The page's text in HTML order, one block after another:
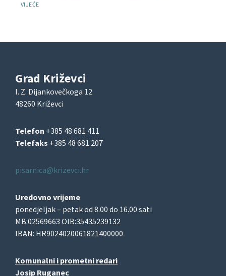
VIJEĆE
Grad Križevci
I. Z. Dijankovečkoga 12
48260 Križevci
Telefon +385 48 681 411
Telefaks +385 48 681 207
pisarnica@krizevci.hr
Uredovno vrijeme
ponedjeljak – petak od 8.00 do 16.00 sati
MB:02569663 OIB:35435239132
IBAN: HR9024020061821400000
Komunalni i prometni redari
Josip Ruganec